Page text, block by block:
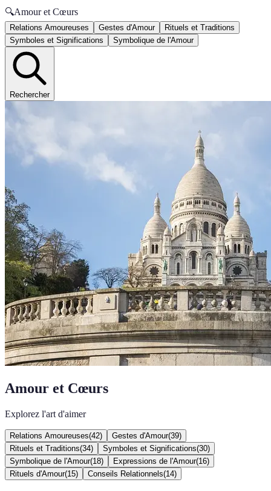
🔍Amour et Cœurs
Relations Amoureuses Gestes d'Amour
Rituels et Traditions
Symboles et Significations
Symbolique de l'Amour
Rechercher
Amour et Cœurs
Explorez l'art d'aimer
Relations Amoureuses(42) Gestes d'Amour(39)
Rituels et Traditions(34) Symboles et Significations(30)
Symbolique de l'Amour(18) Expressions de l'Amour(16)
Rituels d'Amour(15) Conseils Relationnels(14)